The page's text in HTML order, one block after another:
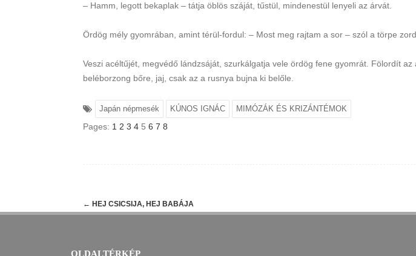
– Hamm, legott bekaplak – tátja öblös száját, tűstül, mindenestül lenyeli az árvát.
Ördög mély gyomrában, amint térül-fordul: – Most meg rajtam a sor – szól a törpe
Veszi acéltűjét, megvédő lándzsáját, szurkálgatja vele ördög fene gyomrát. Fölordít
beléborzong bőre, jaj, csak az a rusnya bujna ki belőle.
Japán népmesék KÚNOS IGNÁC MIMÓZÁK ÉS KRIZÁNTÉMOK
Pages: 1 2 3 4 5 6 7 8
Post
← HEJ CSICSIJA, HEJ BABÁJA
OLDALTÉRKÉP